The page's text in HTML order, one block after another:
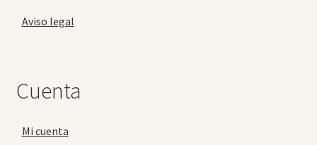
Aviso legal
Cuenta
Mi cuenta